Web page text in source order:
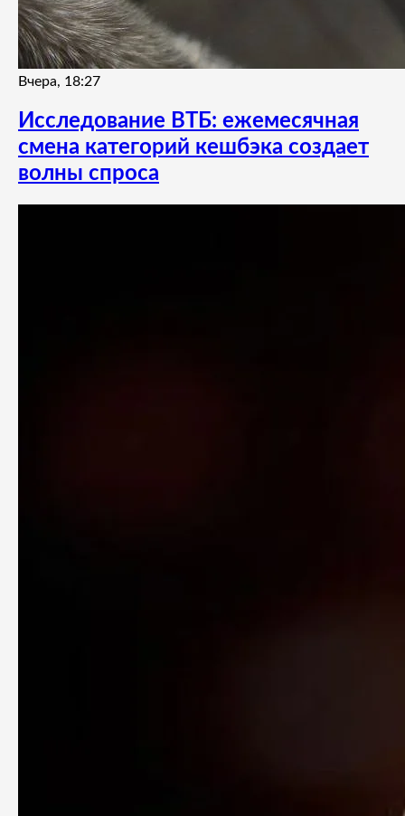
Вчера, 18:27
Исследование ВТБ: ежемесячная
смена категорий кешбэка создает
волны спроса